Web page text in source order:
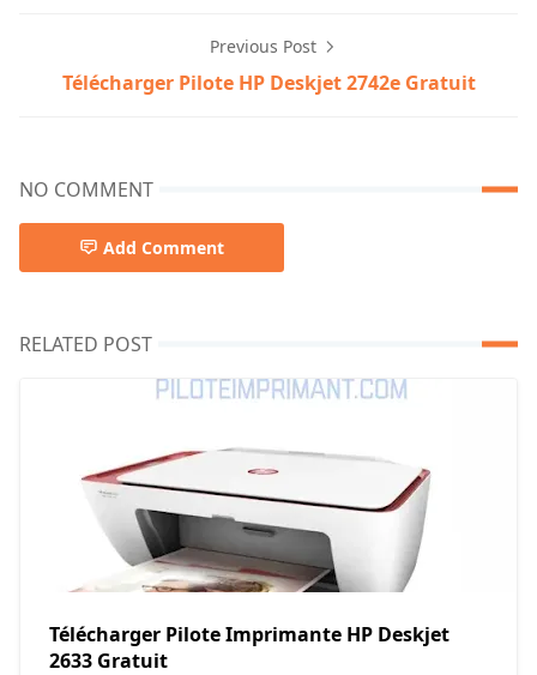
Previous Post
Télécharger Pilote HP Deskjet 2742e Gratuit
NO COMMENT
Add Comment
RELATED POST
Télécharger Pilote Imprimante HP Deskjet
2633 Gratuit